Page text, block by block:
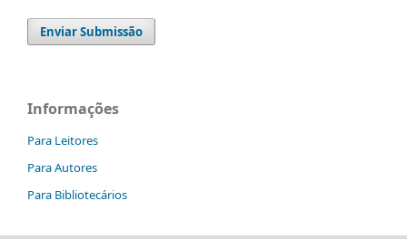
Enviar Submissão
Informações
Para Leitores
Para Autores
Para Bibliotecários